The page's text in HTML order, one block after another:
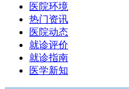
医院环境
热门资讯
医院动态
就诊评价
就诊指南
医学新知